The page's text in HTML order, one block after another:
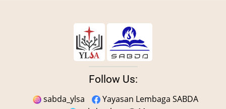
Follow Us:
sabda_ylsa
Yayasan Lembaga SABDA